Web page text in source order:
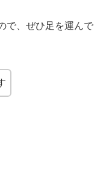
で、ぜひ足を運んで